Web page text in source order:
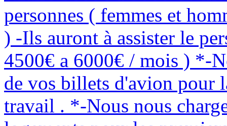
personnes ( femmes et
) -Ils auront à assister le
4500€ a 6000€ / mois ) *-
de vos billets d'avion pour
travail . *-Nous nous